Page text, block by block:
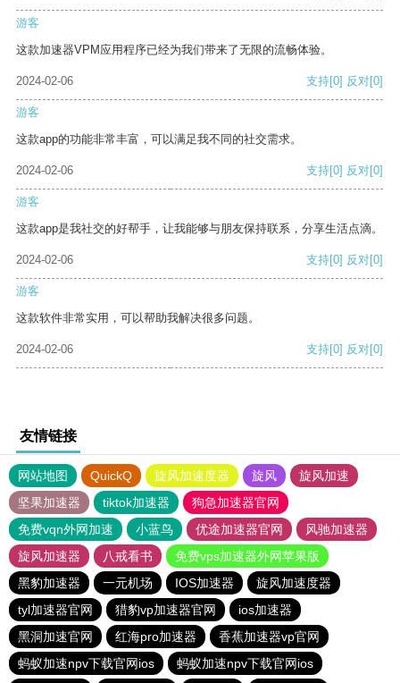
游客
这款加速器VPM应用程序已经为我们带来了无限的流畅体验。
2024-02-06 支持[0] 反对[0]
游客
这款app的功能非常丰富，可以满足我不同的社交需求。
2024-02-06 支持[0] 反对[0]
游客
这款app是我社交的好帮手，让我能够与朋友保持联系，分享生活点滴。
2024-02-06 支持[0] 反对[0]
游客
这款软件非常实用，可以帮助我解决很多问题。
2024-02-06 支持[0] 反对[0]
友情链接
网站地图 QuickQ 旋风加速度器 旋风
旋风加速
坚果加速器
tiktok加速器
狗急加速器官网
免费vqn外网加速
小蓝鸟 优途加速器官网
风驰加速器
旋风加速器
八戒看书
免费vps加速器外网苹果版
黑豹加速器
一元机场 IOS加速器
旋风加速度器
tyl加速器官网
猎豹vp加速器官网
ios加速器
黑洞加速官网
红海pro加速器
香蕉加速器vp官网
蚂蚁加速npv下载官网ios
蚂蚁加速npv下载官网ios